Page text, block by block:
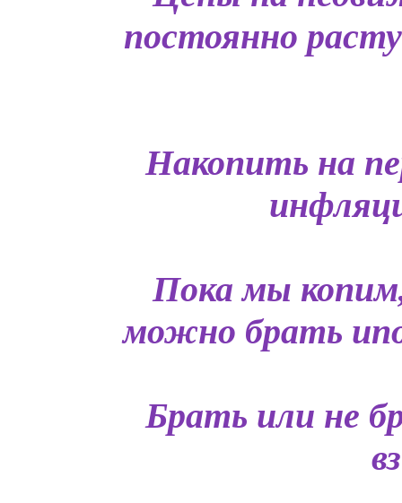
постоянно
Накопить на
Пока мы
можно брать
Брать или не